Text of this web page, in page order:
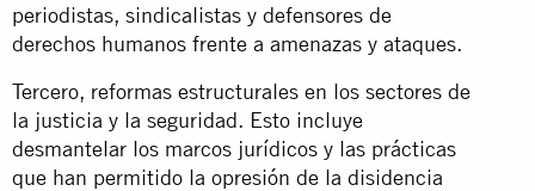
periodistas, sindicalistas y defensores de
derechos humanos frente a amenazas y ataques.
Tercero, reformas estructurales en los sectores de
la justicia y la seguridad. Esto incluye
desmantelar los marcos jurídicos y las prácticas
que han permitido la opresión de la disidencia